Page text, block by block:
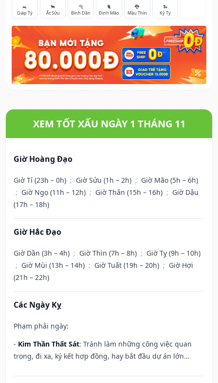
🐀
Giáp Tý
🐂
Ất Sửu
🐅
Bính Dần
🐈
Đinh Mão
🐉
Mậu Thìn
🐍
Kỷ Tỵ
XEM TỐT XẤU NGÀY 1 THÁNG 11
Giờ Hoàng Đạo
Giờ Tí (23h – 0h) ; Giờ Sửu (1h – 2h) ; Giờ Mão (5h – 6h)
; Giờ Ngọ (11h – 12h) ; Giờ Thân (15h – 16h) ; Giờ Dậu
(17h – 18h)
Giờ Hắc Đạo
Giờ Dần (3h – 4h) ; Giờ Thìn (7h – 8h) ; Giờ Tỵ (9h – 10h)
; Giờ Mùi (13h – 14h) ; Giờ Tuất (19h – 20h) ; Giờ Hợi
(21h – 22h)
Các Ngày Kỵ
Phạm phải ngày:
- Kim Thần Thất Sát: Tránh làm những công việc quan
trọng, đi xa, ký kết hợp đồng, hay bắt đầu dự án lớn...